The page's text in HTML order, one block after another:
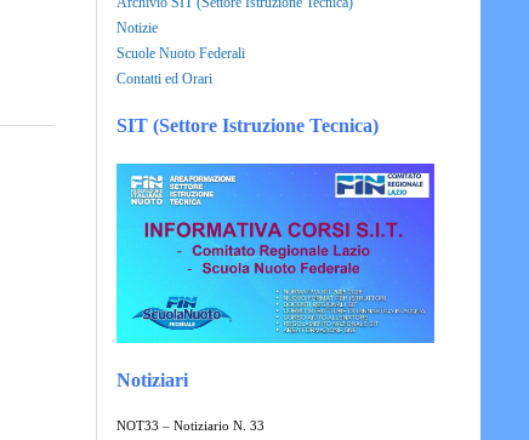
Notizie
Scuole Nuoto Federali
Contatti ed Orari
SIT (Settore Istruzione Tecnica)
Notiziari
NOT33 – Notiziario N. 33